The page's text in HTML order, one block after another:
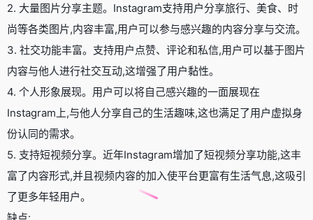
2. 大量图片分享主题。Instagram支持用户分享旅行、美食、时
尚等各类图片,内容丰富,用户可以参与感兴趣的内容分享与交流。
3. 社交功能丰富。支持用户点赞、评论和私信,用户可以基于图片
内容与他人进行社交互动,这增强了用户黏性。
4. 个人形象展现。用户可以将自己感兴趣的一面展现在
Instagram上,与他人分享自己的生活趣味,这也满足了用户虚拟身
份认同的需求。
5. 支持短视频分享。近年Instagram增加了短视频分享功能,这丰
富了内容形式,并且视频内容的加入使平台更富有生活气息,这吸引
了更多年轻用户。